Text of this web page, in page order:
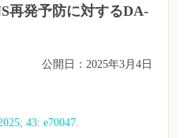
再発予防に対するDA-
公開日：2025年3月4日
43: e70047.